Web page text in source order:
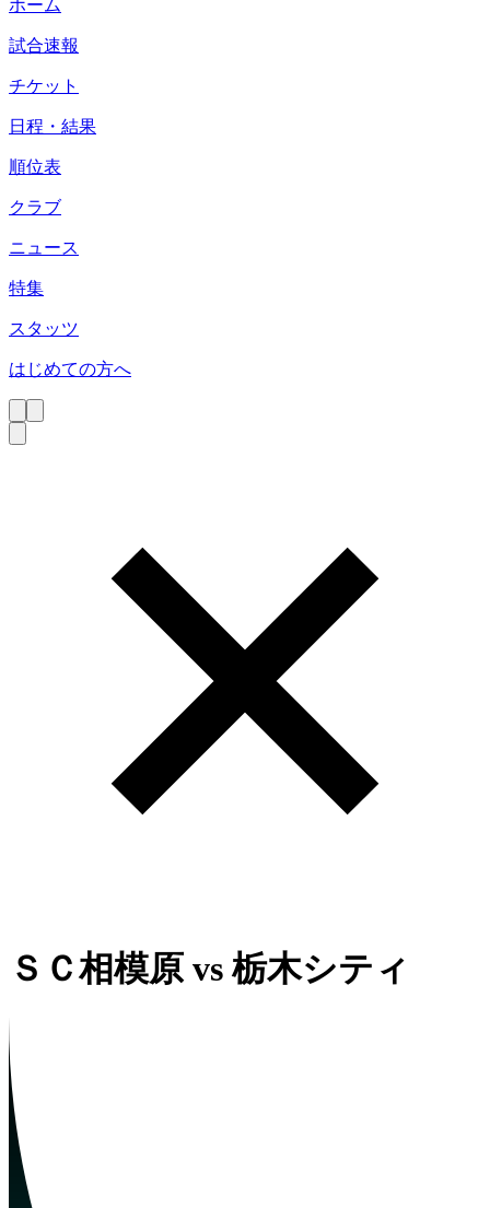
ホーム
試合速報
チケット
日程・結果
順位表
クラブ
ニュース
特集
スタッツ
はじめての方へ
ＳＣ相模原 vs 栃木シティ